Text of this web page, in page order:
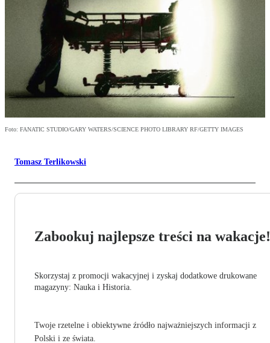
Foto: FANATIC STUDIO/GARY WATERS/SCIENCE PHOTO LIBRARY RF/GETTY IMAGES
Tomasz Terlikowski
Zabookuj najlepsze treści na wakacje!
Skorzystaj z promocji wakacyjnej i zyskaj dodatkowe drukowane
magazyny: Nauka i Historia.
Twoje rzetelne i obiektywne źródło najważniejszych informacji z
Polski i ze świata.